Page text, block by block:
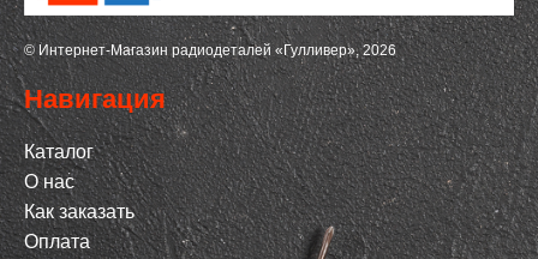
© Интернет-Магазин радиодеталей «Гулливер», 2026
Навигация
Каталог
О нас
Как заказать
Оплата